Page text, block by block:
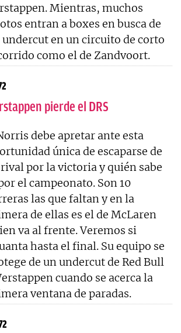
Mientras, muchos
entran a boxes en busca de
undercut en un circuito de corto
como el de Zandvoort.
pierde el DRS
debe apretar ante esta
única de escaparse de
por la victoria y quién sabe
el campeonato. Son 10
las que faltan y en la
de ellas es el de McLaren
va al frente. Veremos si
hasta el final. Su equipo se
de un undercut de Red Bull
cuando se acerca la
ventana de paradas.